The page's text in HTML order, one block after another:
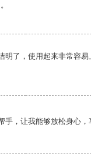
明了，使用起来非常容
手，让我能够放松身心，